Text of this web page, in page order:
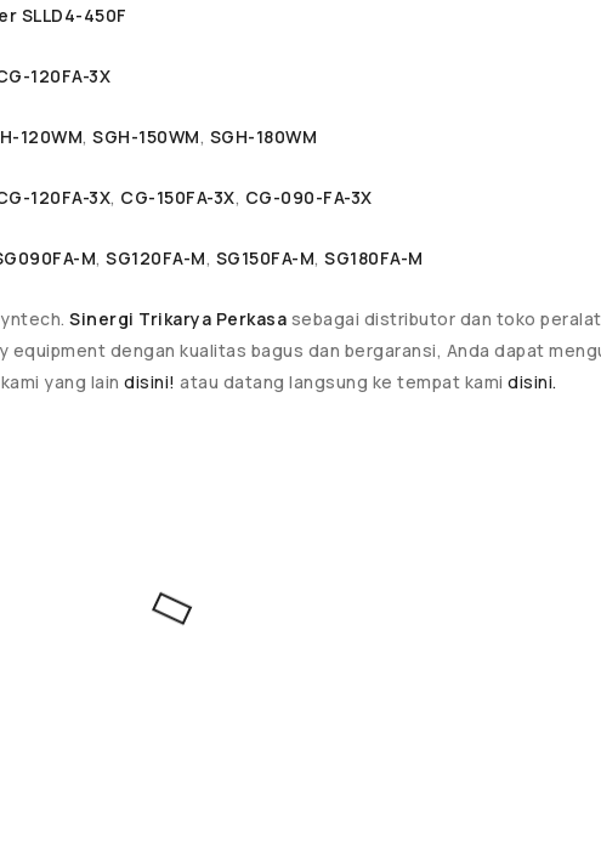
SLLD4-450F
120FA-3X
120WM, SGH-150WM, SGH-180WM
120FA-3X, CG-150FA-3X, CG-090-FA-3X
M, SG120FA-M, SG150FA-M, SG180FA-M
Sinergi Trikarya Perkasa sebagai distributor dan toko
equipment dengan kualitas bagus dan bergaransi, Anda dapat
yang lain disini! atau datang langsung ke tempat kami disini.